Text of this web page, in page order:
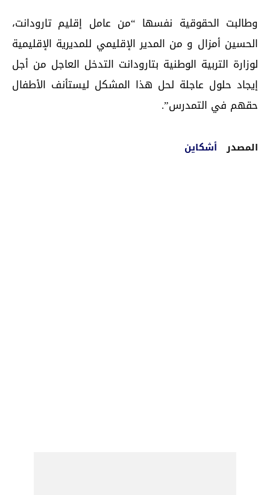
وطالبت الحقوقية نفسها “من عامل إقليم تارودانت،
الحسين أمزال و من المدير الإقليمي للمديرية الإقليمية
لوزارة التربية الوطنية بتارودانت التدخل العاجل من أجل
إيجاد حلول عاجلة لحل هذا المشكل ليستأنف الأطفال
حقهم في التمدرس”.
المصدر أشكاين